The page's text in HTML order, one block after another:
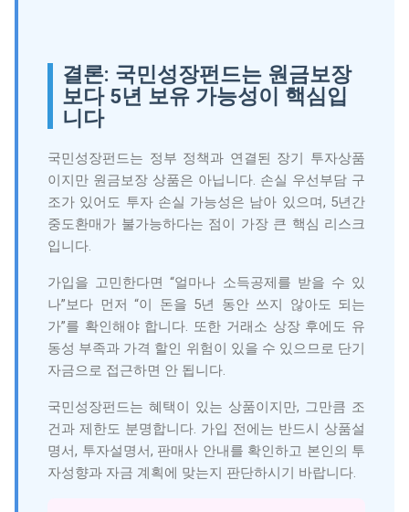
결론: 국민성장펀드는 원금보장
보다 5년 보유 가능성이 핵심입
니다
국민성장펀드는 정부 정책과 연결된 장기 투자상품
이지만 원금보장 상품은 아닙니다. 손실 우선부담 구
조가 있어도 투자 손실 가능성은 남아 있으며, 5년간
중도환매가 불가능하다는 점이 가장 큰 핵심 리스크
입니다.
가입을 고민한다면 “얼마나 소득공제를 받을 수 있
나”보다 먼저 “이 돈을 5년 동안 쓰지 않아도 되는
가”를 확인해야 합니다. 또한 거래소 상장 후에도 유
동성 부족과 가격 할인 위험이 있을 수 있으므로 단기
자금으로 접근하면 안 됩니다.
국민성장펀드는 혜택이 있는 상품이지만, 그만큼 조
건과 제한도 분명합니다. 가입 전에는 반드시 상품설
명서, 투자설명서, 판매사 안내를 확인하고 본인의 투
자성향과 자금 계획에 맞는지 판단하시기 바랍니다.